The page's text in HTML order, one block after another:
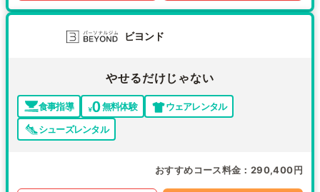
ビヨンド
やせるだけじゃない
食事指導 無料体験
ウェアレンタル
シューズレンタル
おすすめコース料金 290,400円